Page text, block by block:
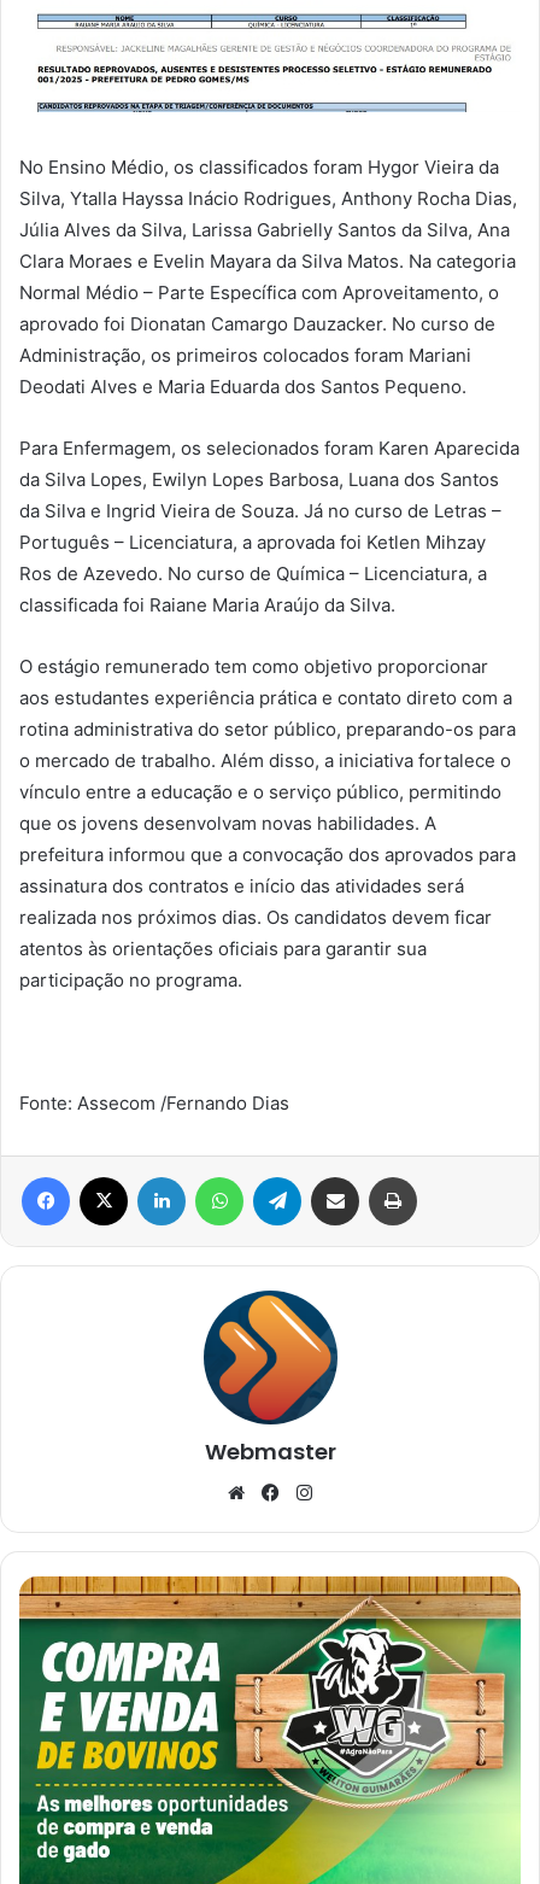
No Ensino Médio, os classificados foram Hygor Vieira da
Silva, Ytalla Hayssa Inácio Rodrigues, Anthony Rocha Dias,
Júlia Alves da Silva, Larissa Gabrielly Santos da Silva, Ana
Clara Moraes e Evelin Mayara da Silva Matos. Na categoria
Normal Médio – Parte Específica com Aproveitamento, o
aprovado foi Dionatan Camargo Dauzacker. No curso de
Administração, os primeiros colocados foram Mariani
Deodati Alves e Maria Eduarda dos Santos Pequeno.
Para Enfermagem, os selecionados foram Karen Aparecida
da Silva Lopes, Ewilyn Lopes Barbosa, Luana dos Santos
da Silva e Ingrid Vieira de Souza. Já no curso de Letras –
Português – Licenciatura, a aprovada foi Ketlen Mihzay
Ros de Azevedo. No curso de Química – Licenciatura, a
classificada foi Raiane Maria Araújo da Silva.
O estágio remunerado tem como objetivo proporcionar
aos estudantes experiência prática e contato direto com a
rotina administrativa do setor público, preparando-os para
o mercado de trabalho. Além disso, a iniciativa fortalece o
vínculo entre a educação e o serviço público, permitindo
que os jovens desenvolvam novas habilidades. A
prefeitura informou que a convocação dos aprovados para
assinatura dos contratos e início das atividades será
realizada nos próximos dias. Os candidatos devem ficar
atentos às orientações oficiais para garantir sua
participação no programa.
Fonte: Assecom /Fernando Dias
Facebook Linkedin WhatsAppTelegram Compartilhar via e-mail
Webmaster
WebsiteFacebook